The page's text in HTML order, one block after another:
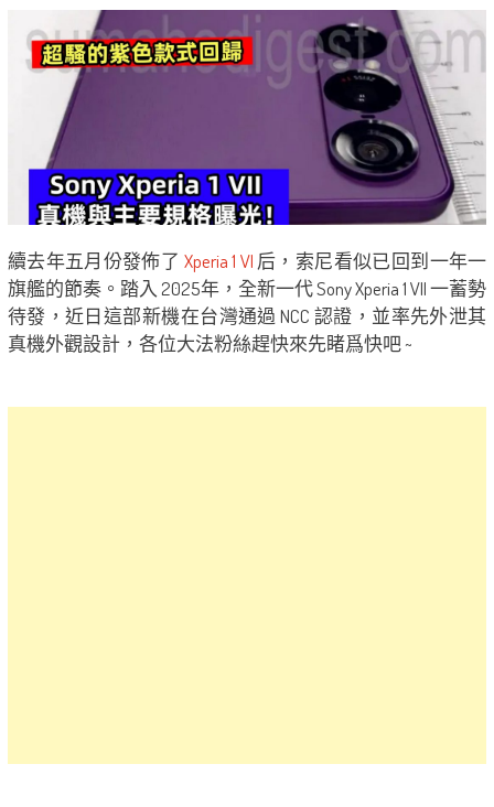
續去年五月份發佈了 Xperia 1 VI 后，索尼看似已回到一年一
旗艦的節奏。踏入 2025年，全新一代 Sony Xperia 1 VII 一蓄勢
待發，近日這部新機在台灣通過 NCC 認證，並率先外泄其
真機外觀設計，各位大法粉絲趕快來先睹爲快吧 ~